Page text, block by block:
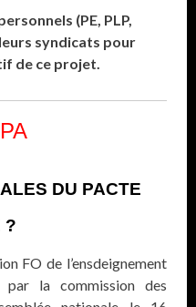
(PE, PLP,
syndicats pour
de ce projet.
DU PACTE
?
FO de l’ensdeignement
par la commission des